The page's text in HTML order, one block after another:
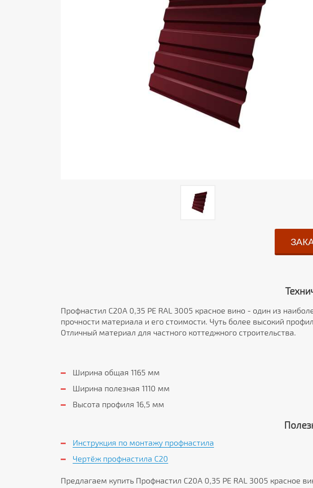
Профнастил С20А 0,35 PE RAL 3005 красное вино - один из
прочности материала и его стоимости. Чуть более высокий
Отличный материал для частного коттеджного строительства.
Ширина общая 1165 мм
Ширина полезная 1110 мм
Высота профиля 16,5 мм
Инструкция по монтажу профнастила
Чертёж профнастила C20
Предлагаем купить Профнастил С20А 0,35 PE RAL 3005 красное